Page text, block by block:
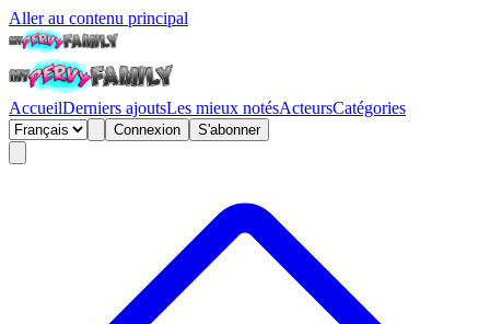
Aller au contenu principal
AccueilDerniers ajoutsLes mieux notésActeursCatégories
Connexion S'abonner